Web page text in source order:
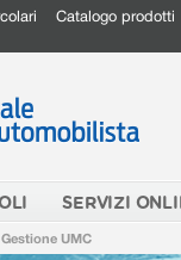
Catalogo prodotti
SERVIZI
UMC